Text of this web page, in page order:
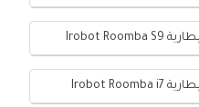
بطارية Irobot Roomba S9
بطارية Irobot Roomba i7